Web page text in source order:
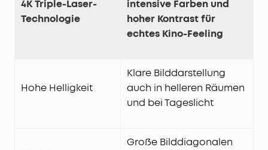
4K Triple-Laser-
Technologie
intensive Farben und
hoher Kontrast für
echtes Kino-Feeling
Hohe Helligkeit
Klare Bilddarstellung
auch in helleren Räumen
und bei Tageslicht
Große Bilddiagonalen